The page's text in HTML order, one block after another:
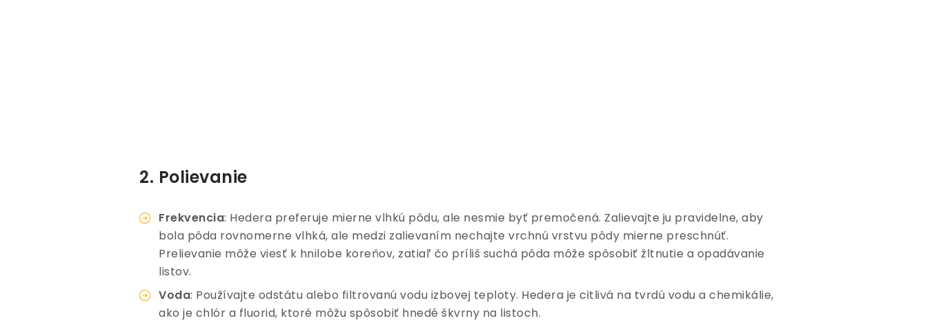
2. Polievanie
Frekvencia: Hedera preferuje mierne vlhkú pôdu, ale nesmie byť premočená. Zalievajte ju pravidelne, aby
bola pôda rovnomerne vlhká, ale medzi zalievaním nechajte vrchnú vrstvu pôdy mierne preschnúť.
Prelievanie môže viesť k hnilobe koreňov, zatiaľ čo príliš suchá pôda môže spôsobiť žltnutie a opadávanie
listov.
Voda: Používajte odstátu alebo filtrovanú vodu izbovej teploty. Hedera je citlivá na tvrdú vodu a chemikálie,
ako je chlór a fluorid, ktoré môžu spôsobiť hnedé škvrny na listoch.